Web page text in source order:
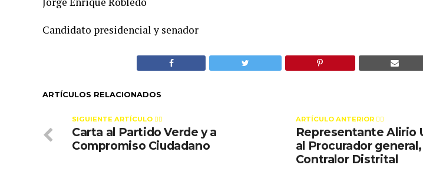
Candidato presidencial y senador
ARTÍCULOS RELACIONADOS
ARTÍCULO ANTERIOR 👉🏻
Representante Alirio
al Procurador
Contralor Distrital
SIGUIENTE ARTÍCULO 👈🏻
Carta al Partido Verde y a
Compromiso Ciudadano